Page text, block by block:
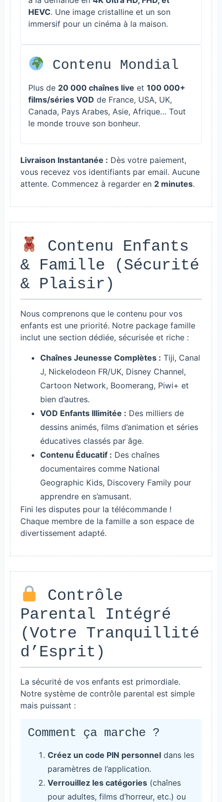
HEVC. Une image cristalline et un son
immersif pour un cinéma à la maison.
Contenu Mondial
Plus de 20 000 chaînes live et 100 000+
films/séries VOD de France, USA, UK,
Canada, Pays Arabes, Asie, Afrique… Tout
le monde trouve son bonheur.
Livraison Instantanée : Dès votre paiement,
vous recevez vos identifiants par email. Aucune
attente. Commencez à regarder en 2 minutes.
Contenu Enfants
& Famille (Sécurité
& Plaisir)
Nous comprenons que le contenu pour vos
enfants est une priorité. Notre package famille
inclut une section dédiée, sécurisée et riche :
Chaînes Jeunesse Complètes : Tiji, Canal
J, Nickelodeon FR/UK, Disney Channel,
Cartoon Network, Boomerang, Piwi+ et
bien d’autres.
VOD Enfants Illimitée : Des milliers de
dessins animés, films d’animation et séries
éducatives classés par âge.
Contenu Éducatif : Des chaînes
documentaires comme National
Geographic Kids, Discovery Family pour
apprendre en s’amusant.
Fini les disputes pour la télécommande !
Chaque membre de la famille a son espace de
divertissement adapté.
Contrôle
Parental Intégré
(Votre Tranquillité
d’Esprit)
La sécurité de vos enfants est primordiale.
Notre système de contrôle parental est simple
mais puissant :
Comment ça marche ?
Créez un code PIN personnel dans les
paramètres de l’application.
Verrouillez les catégories (chaînes
pour adultes, films d’horreur, etc.) ou